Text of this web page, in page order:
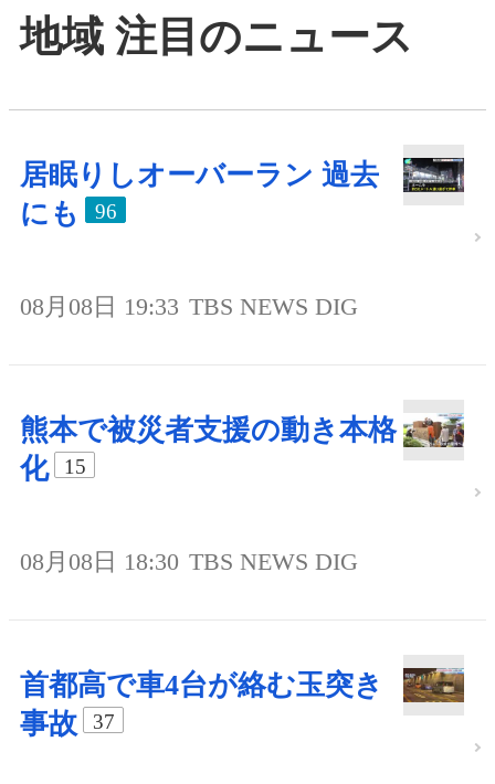
地域 注目のニュース
居眠りしオーバーラン 過去
にも
96
08月08日 19:33 TBS NEWS DIG
熊本で被災者支援の動き本格
化
15
08月08日 18:30 TBS NEWS DIG
首都高で車4台が絡む玉突き
事故
37